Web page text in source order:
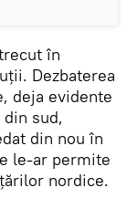
în
Dezbaterea
deja evidente
sud,
din nou în
le-ar permite
nordice.